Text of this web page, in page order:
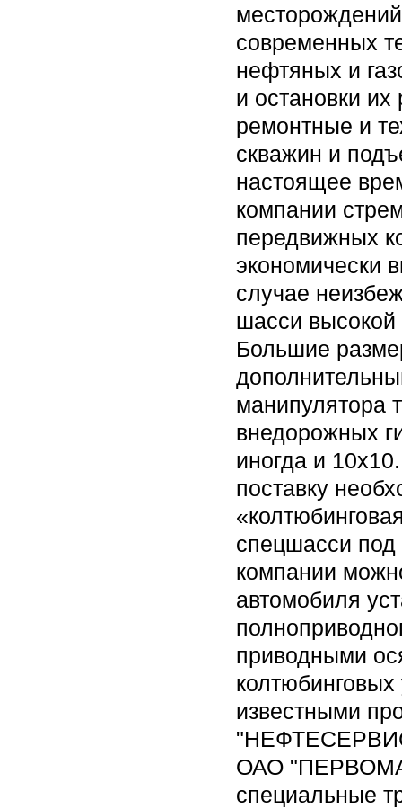
современных
нефтяных и
и остановки
ремонтные и
скважин и
настоящее
компании
передвижных
экономически
случае
шасси высокой
Большие
манипулятора
внедорожных
иногда и
поставку
спецшасси
компании
автомобиля
приводными
известными
ОАО
специальные